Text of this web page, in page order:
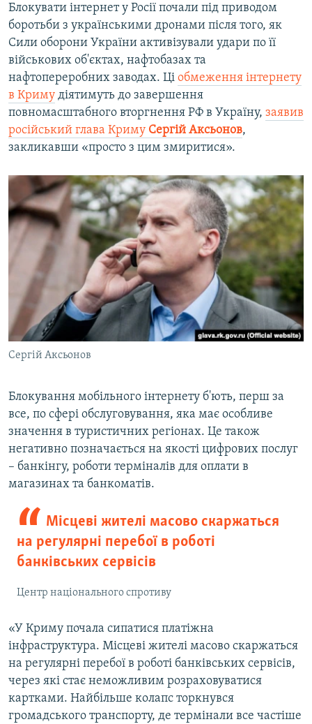
Блокувати інтернет у Росії почали під приводом
боротьби з українськими дронами після того, як
Сили оборони України активізували удари по її
військових об'єктах, нафтобазах та
нафтопереробних заводах. Ці обмеження інтернету
в Криму діятимуть до завершення
повномасштабного вторгнення РФ в Україну, заявив
російський глава Криму Сергій Аксьонов,
закликавши «просто з цим змиритися».
Сергій Аксьонов
Блокування мобільного інтернету б'ють, перш за
все, по сфері обслуговування, яка має особливе
значення в туристичних регіонах. Це також
негативно позначається на якості цифрових послуг
– банкінгу, роботи терміналів для оплати в
магазинах та банкоматів.
Місцеві жителі масово скаржаться
на регулярні перебої в роботі
банківських сервісів
Центр національного спротиву
«У Криму почала сипатися платіжна
інфраструктура. Місцеві жителі масово скаржаться
на регулярні перебої в роботі банківських сервісів,
через які стає неможливим розраховуватися
картками. Найбільше колапс торкнувся
громадського транспорту, де термінали все частіше